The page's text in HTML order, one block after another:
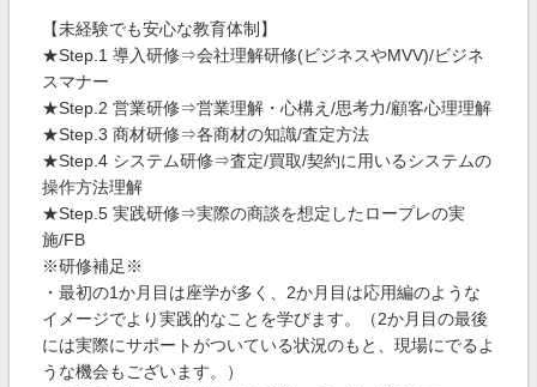
【未経験でも安心な教育体制】
★Step.1 導入研修⇒会社理解研修(ビジネスやMVV)/ビジネ
スマナー
★Step.2 営業研修⇒営業理解・心構え/思考力/顧客心理理解
★Step.3 商材研修⇒各商材の知識/査定方法
★Step.4 システム研修⇒査定/買取/契約に用いるシステムの
操作方法理解
★Step.5 実践研修⇒実際の商談を想定したロープレの実
施/FB
※研修補足※
・最初の1か月目は座学が多く、2か月目は応用編のような
イメージでより実践的なことを学びます。（2か月目の最後
には実際にサポートがついている状況のもと、現場にでるよ
うな機会もございます。）